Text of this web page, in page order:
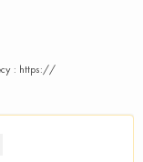
: https://